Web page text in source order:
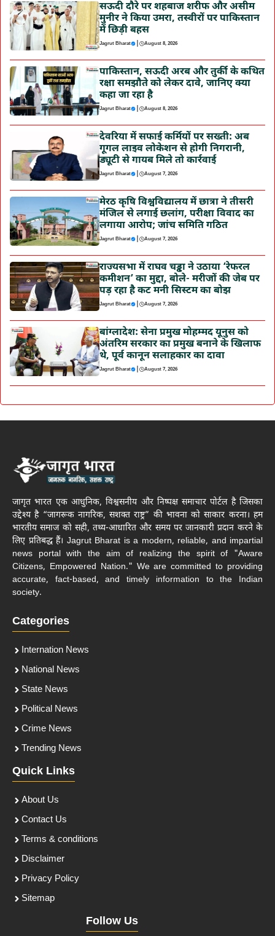
सऊदी दौरे पर शहबाज शरीफ और असीम
मुनीर ने किया उमरा, तस्वीरों पर पाकिस्तान
में छिड़ी बहस
Jagrut Bharat | August 8, 2026
पाकिस्तान, सऊदी अरब और तुर्की के कथित
रक्षा समझौते को लेकर दावे, जानिए क्या
कहा जा रहा है
Jagrut Bharat | August 8, 2026
देवरिया में सफाई कर्मियों पर सख्ती: अब
गूगल लाइव लोकेशन से होगी निगरानी,
ड्यूटी से गायब मिले तो कार्रवाई
Jagrut Bharat | August 7, 2026
मेरठ कृषि विश्वविद्यालय में छात्रा ने तीसरी
मंजिल से लगाई छलांग, परीक्षा विवाद का
लगाया आरोप; जांच समिति गठित
Jagrut Bharat | August 7, 2026
राज्यसभा में राघव चड्ढा ने उठाया ‘रेफरल
कमीशन’ का मुद्दा, बोले- मरीजों की जेब पर
पड़ रहा है कट मनी सिस्टम का बोझ
Jagrut Bharat | August 7, 2026
बांग्लादेश: सेना प्रमुख मोहम्मद यूनुस को
अंतरिम सरकार का प्रमुख बनाने के खिलाफ
थे, पूर्व कानून सलाहकार का दावा
Jagrut Bharat | August 7, 2026
जागृत भारत एक आधुनिक, विश्वसनीय और निष्पक्ष समाचार पोर्टल है जिसका
उद्देश्य है “जागरूक नागरिक, सशक्त राष्ट्र” की भावना को साकार करना। हम
भारतीय समाज को सही, तथ्य-आधारित और समय पर जानकारी प्रदान करने के
लिए प्रतिबद्ध हैं। Jagrut Bharat is a modern, reliable, and impartial
news portal with the aim of realizing the spirit of "Aware
Citizens, Empowered Nation." We are committed to providing
accurate, fact-based, and timely information to the Indian
society.
Categories
Internation News
National News
State News
Political News
Crime News
Trending News
Quick Links
About Us
Contact Us
Terms & conditions
Disclaimer
Privacy Policy
Sitemap
Follow Us